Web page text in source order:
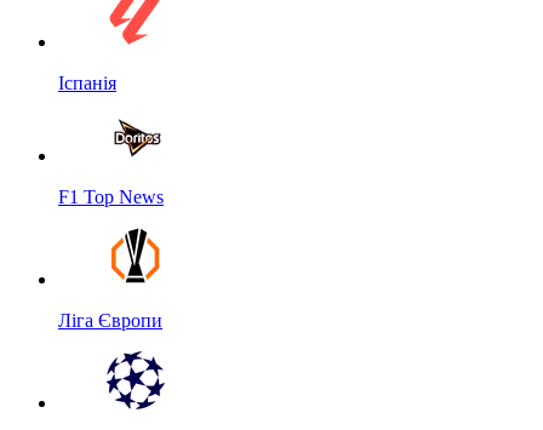
Іспанія
F1 Top News
Ліга Європи